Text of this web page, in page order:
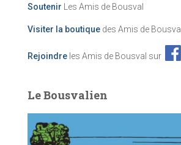
Soutenir Les Amis de Bousval
Visiter la boutique des Amis de Bousval
Rejoindre les Amis de Bousval sur
Le Bousvalien